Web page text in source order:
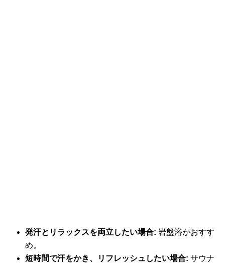
発汗とリラックスを両立したい場合: 岩盤浴がおすす
め。
短時間で汗をかき、リフレッシュしたい場合: サウナ